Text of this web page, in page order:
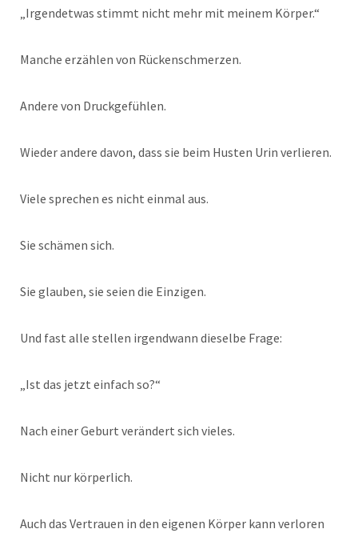
„Irgendetwas stimmt nicht mehr mit meinem Körper.“
Manche erzählen von Rückenschmerzen.
Andere von Druckgefühlen.
Wieder andere davon, dass sie beim Husten Urin verlieren.
Viele sprechen es nicht einmal aus.
Sie schämen sich.
Sie glauben, sie seien die Einzigen.
Und fast alle stellen irgendwann dieselbe Frage:
„Ist das jetzt einfach so?“
Nach einer Geburt verändert sich vieles.
Nicht nur körperlich.
Auch das Vertrauen in den eigenen Körper kann verloren